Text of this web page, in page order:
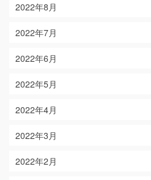
2022年8月
2022年7月
2022年6月
2022年5月
2022年4月
2022年3月
2022年2月